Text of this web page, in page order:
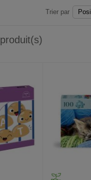
produit(s)
Trier par